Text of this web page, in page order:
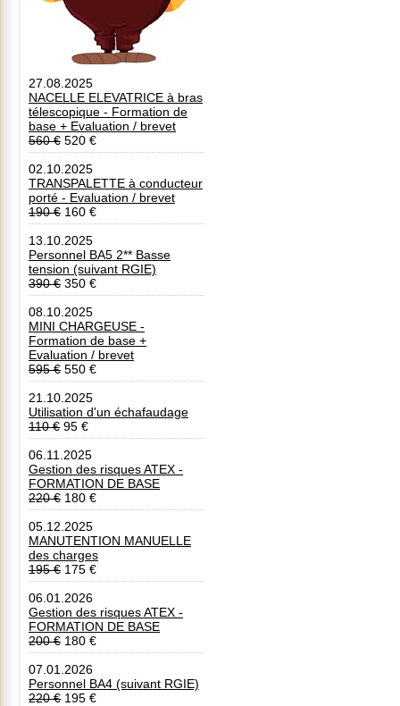
27.08.2025
NACELLE ELEVATRICE à bras
télescopique - Formation de
base + Evaluation / brevet
560 € 520 €
02.10.2025
TRANSPALETTE à conducteur
porté - Evaluation / brevet
190 € 160 €
13.10.2025
Personnel BA5 2** Basse
tension (suivant RGIE)
390 € 350 €
08.10.2025
MINI CHARGEUSE -
Formation de base +
Evaluation / brevet
595 € 550 €
21.10.2025
Utilisation d'un échafaudage
110 € 95 €
06.11.2025
Gestion des risques ATEX -
FORMATION DE BASE
220 € 180 €
05.12.2025
MANUTENTION MANUELLE
des charges
195 € 175 €
06.01.2026
Gestion des risques ATEX -
FORMATION DE BASE
200 € 180 €
07.01.2026
Personnel BA4 (suivant RGIE)
220 € 195 €